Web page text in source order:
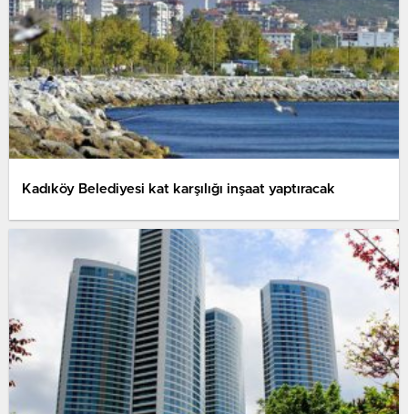
Kadıköy Belediyesi kat karşılığı inşaat yaptıracak